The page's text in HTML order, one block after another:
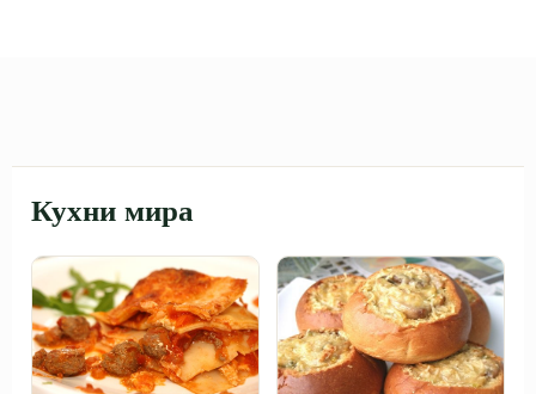
Кухни мира